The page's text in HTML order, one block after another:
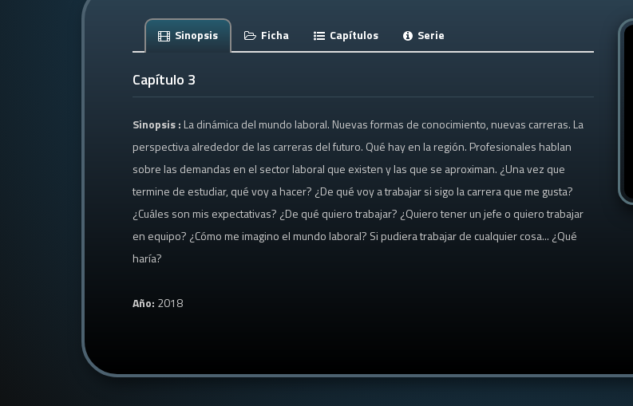
Sinopsis Ficha Capítulos Serie
Capítulo 3
Sinopsis : La dinámica del mundo laboral. Nuevas formas de conocimiento, nuevas carreras. La
perspectiva alrededor de las carreras del futuro. Qué hay en la región. Profesionales hablan
sobre las demandas en el sector laboral que existen y las que se aproximan. ¿Una vez que
termine de estudiar, qué voy a hacer? ¿De qué voy a trabajar si sigo la carrera que me gusta?
¿Cuáles son mis expectativas? ¿De qué quiero trabajar? ¿Quiero tener un jefe o quiero trabajar
en equipo? ¿Cómo me imagino el mundo laboral? Si pudiera trabajar de cualquier cosa... ¿Qué
haría?
Año: 2018